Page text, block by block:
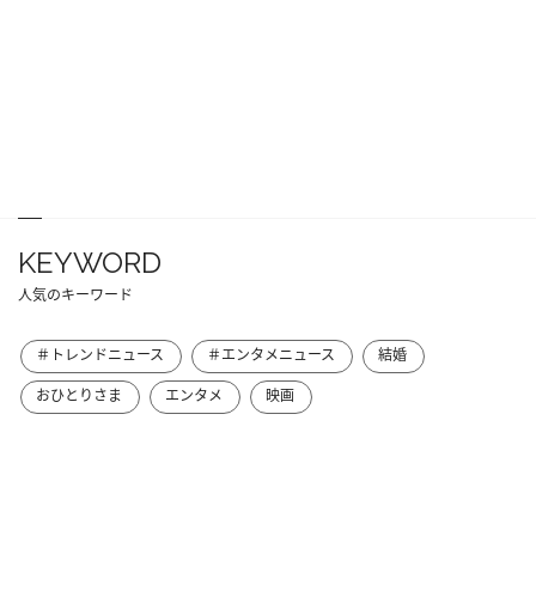
KEYWORD
人気のキーワード
＃トレンドニュース ＃エンタメニュース
結婚
おひとりさま
エンタメ 映画